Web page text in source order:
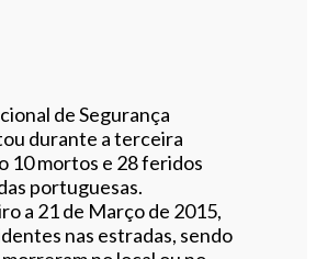
de Segurança
durante a terceira
10 mortos e 28 feridos
portuguesas.
a 21 de Março de 2015,
nas estradas, sendo